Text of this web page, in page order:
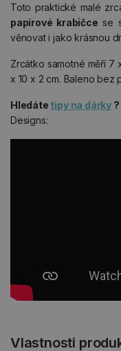
Toto praktické malé
papírové krabičce se
věnovat i jako krásnou
Zrcátko samotné měří 7
x 10 x 2 cm. Baleno bez
Hledáte tipy na dárky?
Designs:
Vlastnosti